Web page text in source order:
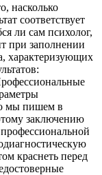
насколько
соответствует
ли сам психолог,
при заполнении
характеризующих
мы пишем в
заключению
краснеть перед